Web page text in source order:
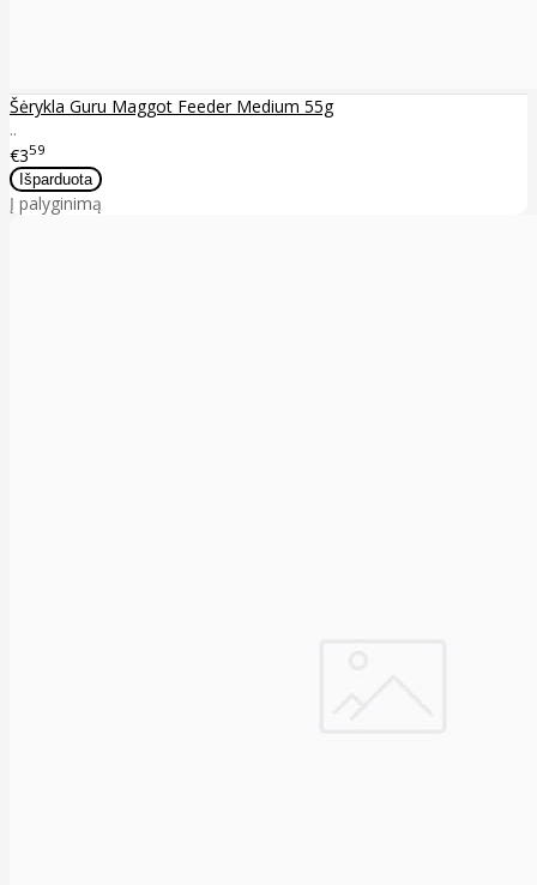
Šėrykla Guru Maggot Feeder Medium 55g
..
€359
Į palyginimą